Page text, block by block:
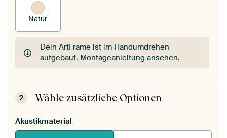
Natur
Dein ArtFrame ist im Handumdrehen
aufgebaut. Montageanleitung ansehen.
Dein ArtFrame ist im Handumdrehen
aufgebaut.Montageanleitung ansehen
2 Wähle zusätzliche Optionen
Akustikmaterial